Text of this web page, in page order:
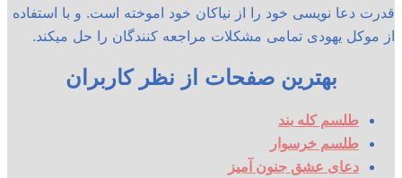
قدرت دعا نویسی خود را از نیاکان خود اموخته است. و با استفاده
از موکل یهودی تمامی مشکلات مراجعه کنندگان را حل میکند.
بهترین صفحات از نظر کاربران
طلسم کله بند
طلسم خرسوار
دعای عشق جنون آمیز